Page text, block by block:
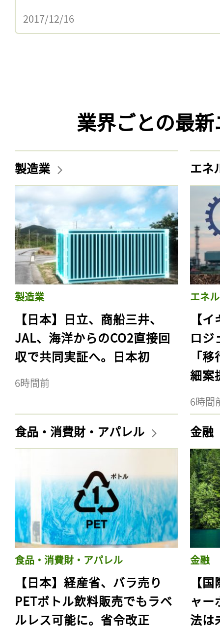
2017/12/16
業界ごとの最
製造業
製造業
【日本】日立、商船三井、
JAL、海洋からのCO2直接回
収で共同実証へ。日本初
6時間前
エネ
エネ
【
ロジ
「
細案
6時間
食品・消費財・アパレル
食品・消費財・アパレル
【日本】経産省、バラ売り
PETボトル飲料販売でもラベ
ルレス可能に。省令改正
金融
金融
【
ャー
法は